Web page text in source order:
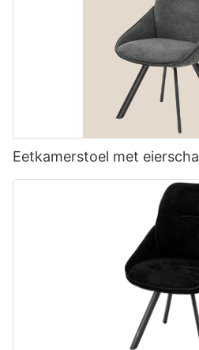
Eetkamerstoel met